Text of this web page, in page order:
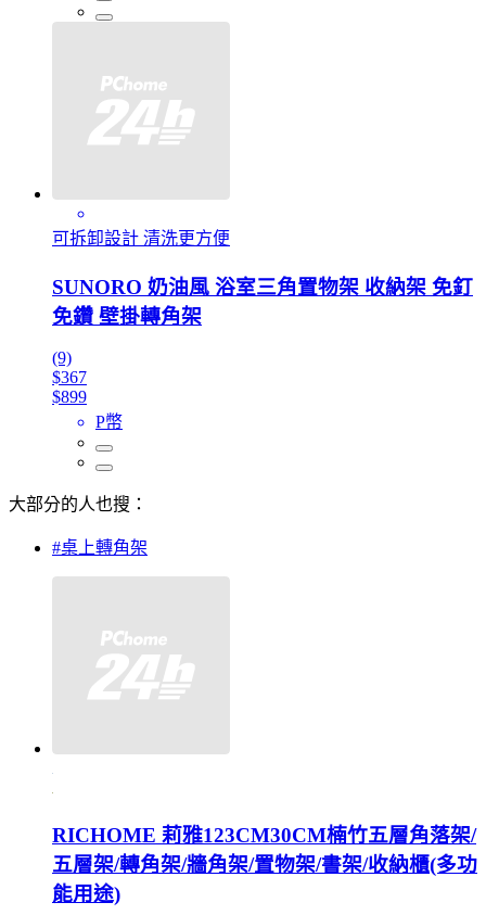
可拆卸設計 清洗更方便
SUNORO 奶油風 浴室三角置物架 收納架 免釘
免鑽 壁掛轉角架
(9)
$367
$899
P幣
大部分的人也搜：
#桌上轉角架
RICHOME 莉雅123CM30CM楠竹五層角落架/
五層架/轉角架/牆角架/置物架/書架/收納櫃(多功
能用途)